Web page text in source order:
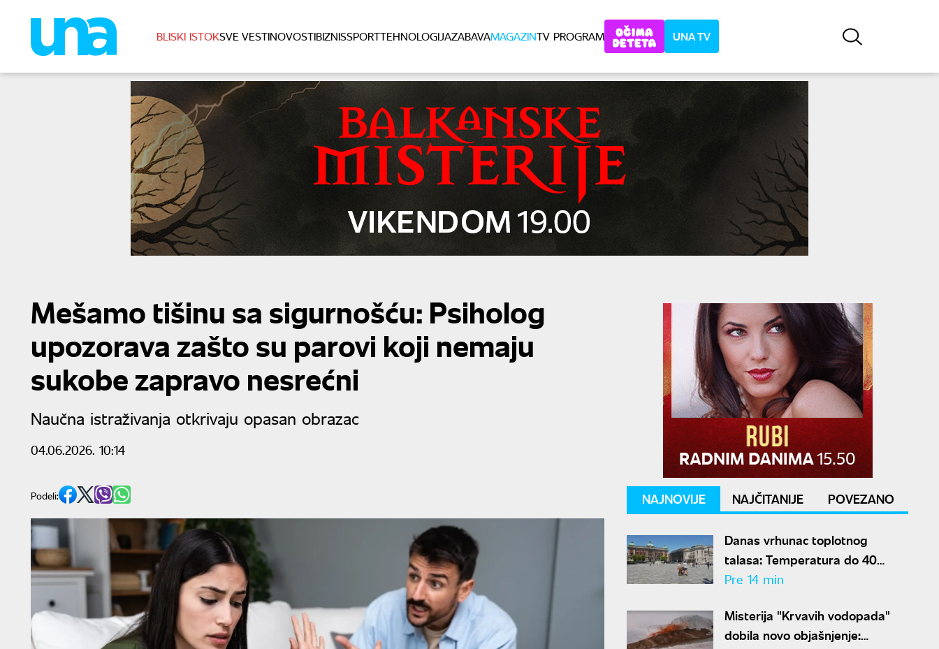
BLISKI ISTOKSVE VESTINOVOSTIBIZNISSPORTTEHNOLOGIJAZABAVAMAGAZINTV PROGRAM UNA TV
Mešamo tišinu sa sigurnošću: Psiholog
upozorava zašto su parovi koji nemaju
sukobe zapravo nesrećni
Naučna istraživanja otkrivaju opasan obrazac
04.06.2026. 10:14
Podeli: NAJNOVIJE NAJČITANIJE POVEZANO
Danas vrhunac toplotnog
talasa: Temperatura do 40
stepeni, za vikend konačno stiže
Pre 14 min
Misterija "Krvavih vodopada"
dobila novo objašnjenje: